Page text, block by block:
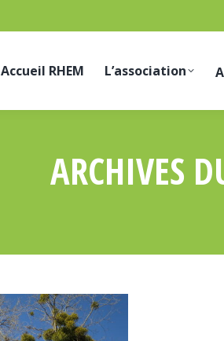
Accueil RHEM L’association
ARCHIVES